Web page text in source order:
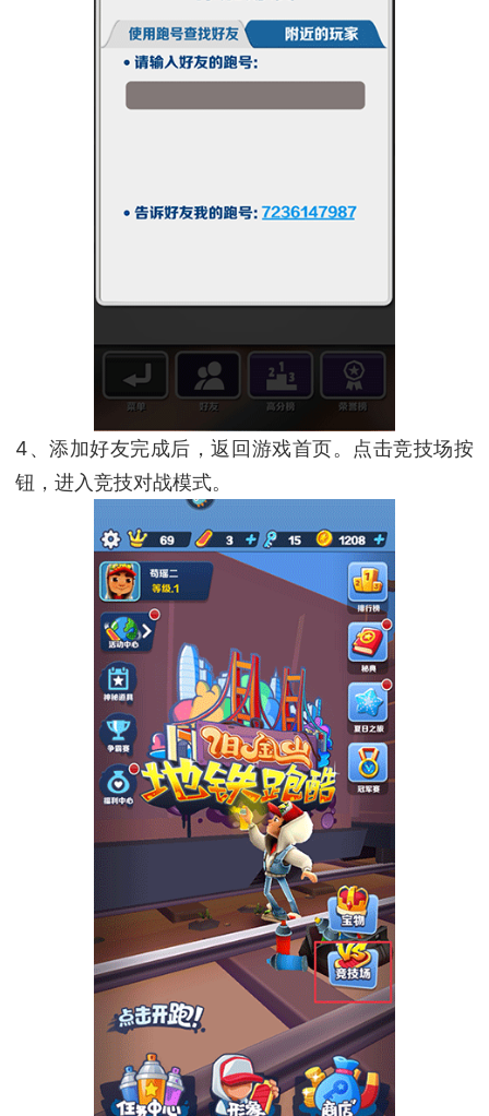
4、添加好友完成后，返回游戏首页。点击竞技场按
钮，进入竞技对战模式。